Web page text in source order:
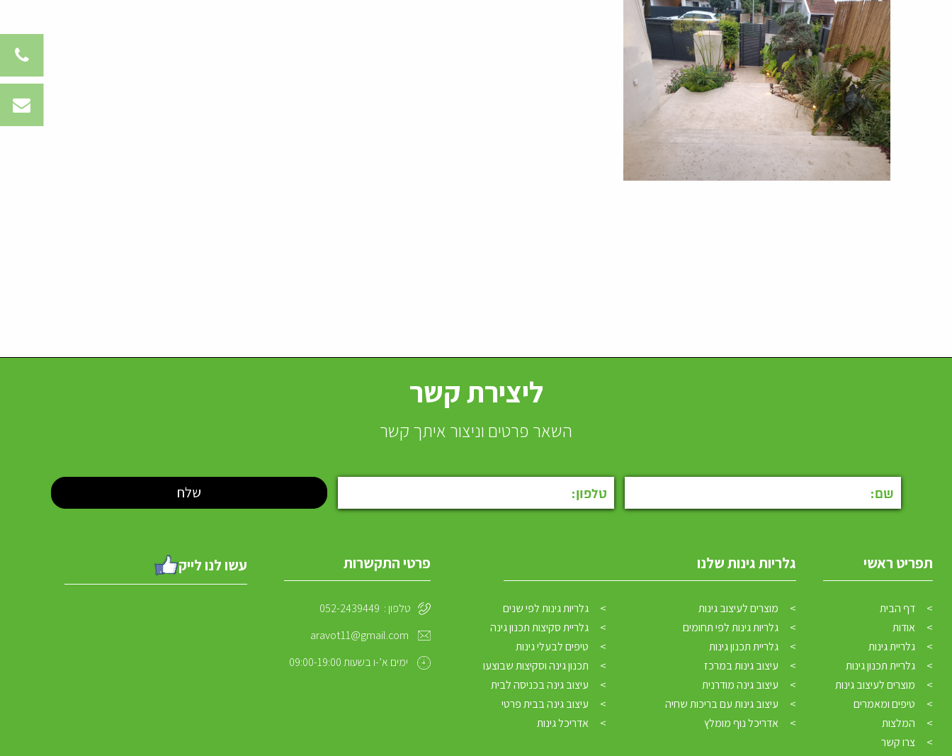
ליצירת קשר
השאר פרטים וניצור איתך קשר
תפריט ראשי
דף הבית
אודות
גלריית גינות
גלריית תכנון גינות
מוצרים לעיצוב גינות
טיפים ומאמרים
המלצות
צרו קשר
גלריות גינות שלנו
מוצרים לעיצוב גינות
גלריות גינות לפי שנים
גלריות גינות לפי תחומים
גלריית סקיצות תכנון גינה
גלריית תכנון גינות
טיפים לבעלי גינות
עיצוב גינות במרכז
תכנון גינה וסקיצות שבוצעו
עיצוב גינה מודרנית
עיצוב גינה בכניסה לבית
עיצוב גינות עם בריכות שחיה
עיצוב גינה בבית פרטי
אדריכל נוף מומלץ
אדריכל גינות
פרטי התקשרות
טלפון : 052-2439449
aravot11@gmail.com
ימים א’-ו בשעות 09:00-19:00
עשו לנו לייק